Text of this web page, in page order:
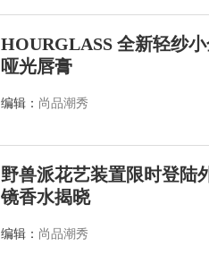
HOURGLASS 全新轻纱
哑光唇膏
编辑： 尚品潮秀
野兽派花艺装置限时登
镜香水揭晓
编辑： 尚品潮秀